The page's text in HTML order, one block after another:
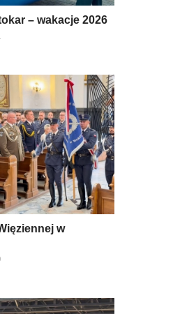
– wakacje 2026
w